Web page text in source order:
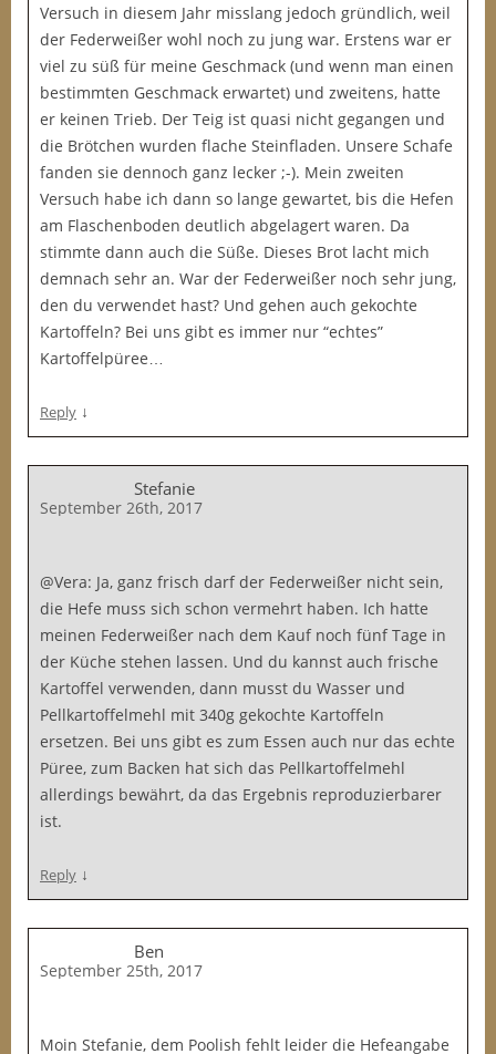
Versuch in diesem Jahr misslang jedoch gründlich, weil
der Federweißer wohl noch zu jung war. Erstens war er
viel zu süß für meine Geschmack (und wenn man einen
bestimmten Geschmack erwartet) und zweitens, hatte
er keinen Trieb. Der Teig ist quasi nicht gegangen und
die Brötchen wurden flache Steinfladen. Unsere Schafe
fanden sie dennoch ganz lecker ;-). Mein zweiten
Versuch habe ich dann so lange gewartet, bis die Hefen
am Flaschenboden deutlich abgelagert waren. Da
stimmte dann auch die Süße. Dieses Brot lacht mich
demnach sehr an. War der Federweißer noch sehr jung,
den du verwendet hast? Und gehen auch gekochte
Kartoffeln? Bei uns gibt es immer nur “echtes”
Kartoffelpüree…
Reply ↓
Stefanie
September 26th, 2017
@Vera: Ja, ganz frisch darf der Federweißer nicht sein,
die Hefe muss sich schon vermehrt haben. Ich hatte
meinen Federweißer nach dem Kauf noch fünf Tage in
der Küche stehen lassen. Und du kannst auch frische
Kartoffel verwenden, dann musst du Wasser und
Pellkartoffelmehl mit 340g gekochte Kartoffeln
ersetzen. Bei uns gibt es zum Essen auch nur das echte
Püree, zum Backen hat sich das Pellkartoffelmehl
allerdings bewährt, da das Ergebnis reproduzierbarer
ist.
Reply ↓
Ben
September 25th, 2017
Moin Stefanie, dem Poolish fehlt leider die Hefeangabe